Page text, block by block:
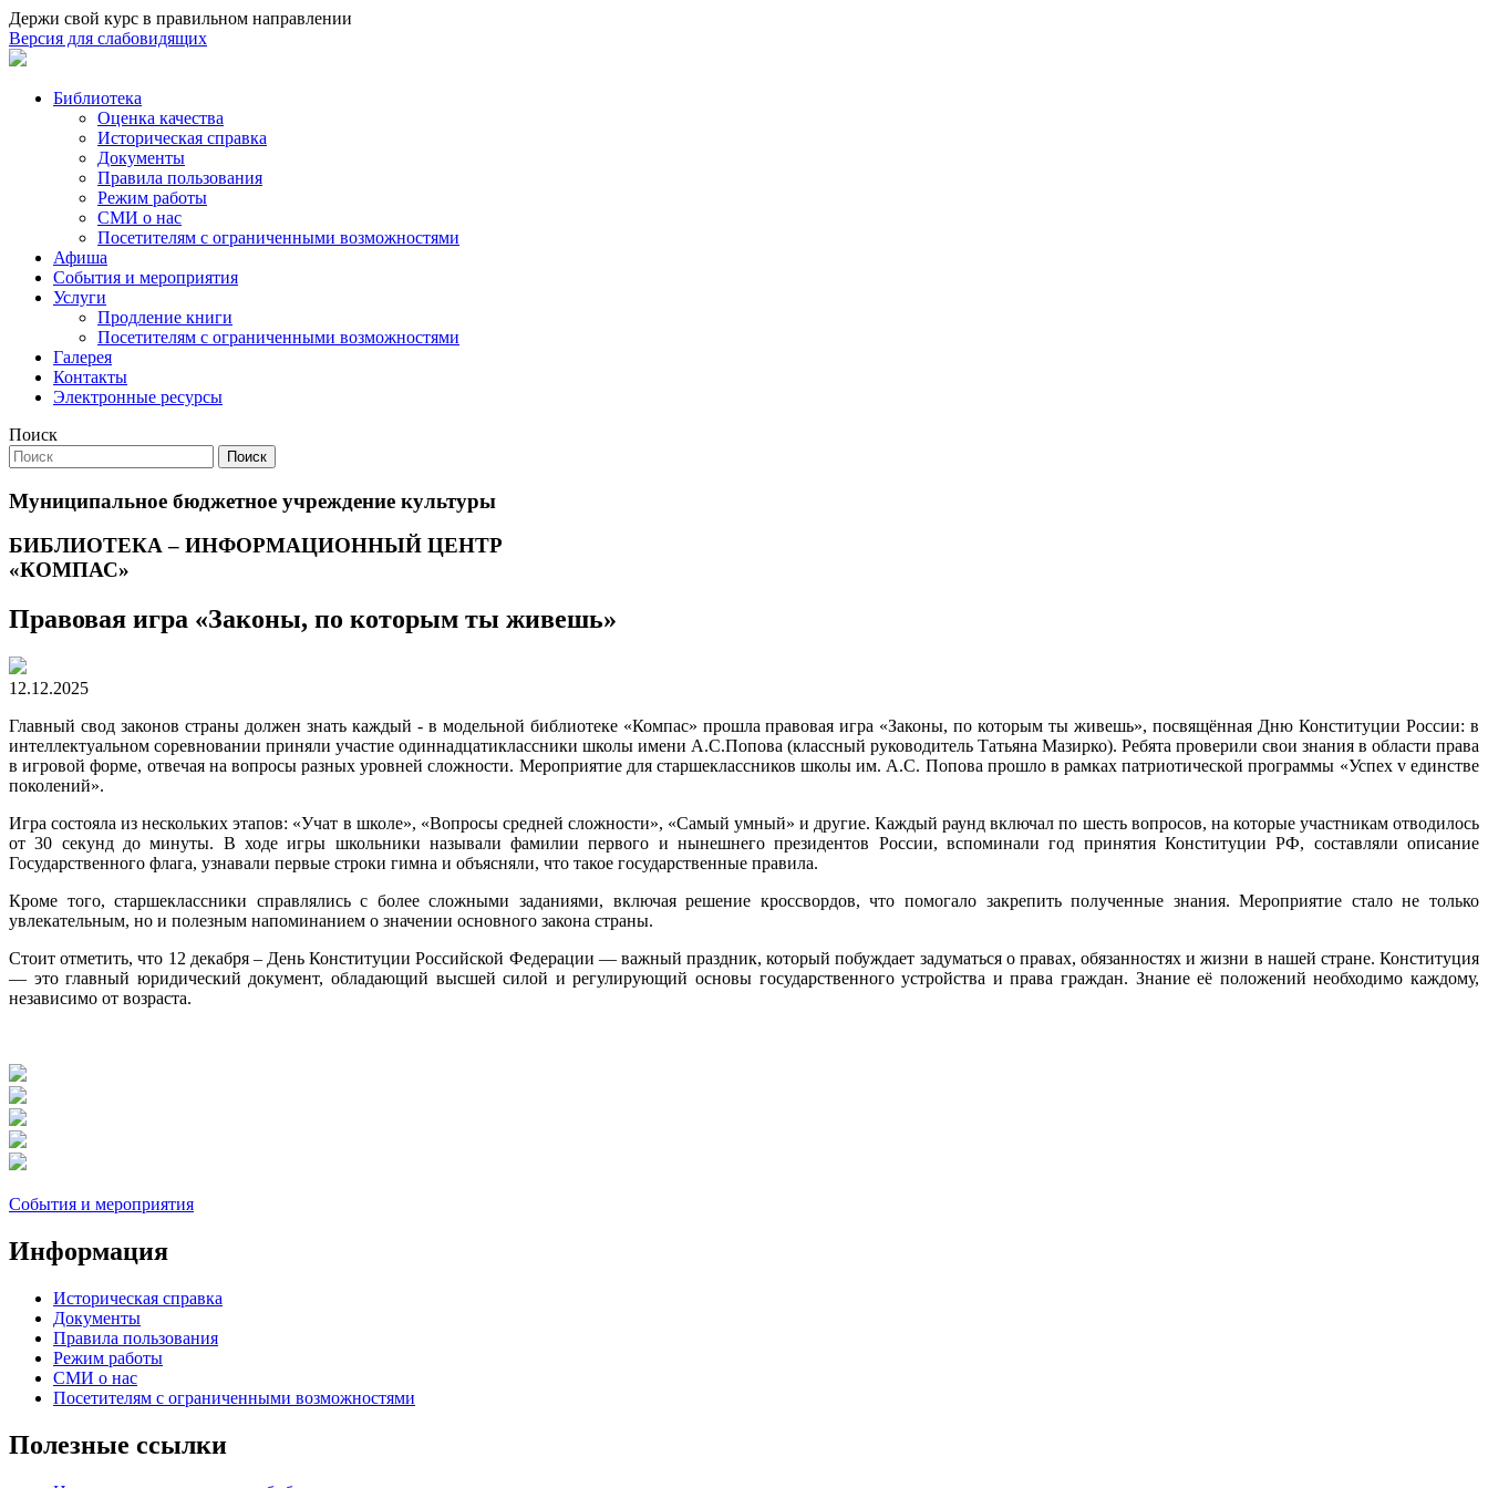
Держи свой курс в правильном направлении
Версия для слабовидящих
Библиотека
Оценка качества
Историческая справка
Документы
Правила пользования
Режим работы
СМИ о нас
Посетителям с ограниченными возможностями
Афиша
События и мероприятия
Услуги
Продление книги
Посетителям с ограниченными возможностями
Галерея
Контакты
Электронные ресурсы
Поиск
Поиск
Муниципальное бюджетное учреждение культуры
БИБЛИОТЕКА – ИНФОРМАЦИОННЫЙ ЦЕНТР
«КОМПАС»
Правовая игра «Законы, по которым ты живешь»
12.12.2025
Главный свод законов страны должен знать каждый - в модельной библиотеке «Компас» прошла правовая игра «Законы, по которым ты живешь», посвящённая Дню Конституции России: в
интеллектуальном соревновании приняли участие одиннадцатиклассники школы имени А.С.Попова (классный руководитель Татьяна Мазирко). Ребята проверили свои знания в области права
в игровой форме, отвечая на вопросы разных уровней сложности. Мероприятие для старшеклассников школы им. А.С. Попова прошло в рамках патриотической программы «Успех v единстве
поколений».
Игра состояла из нескольких этапов: «Учат в школе», «Вопросы средней сложности», «Самый умный» и другие. Каждый раунд включал по шесть вопросов, на которые участникам отводилось
от 30 секунд до минуты. В ходе игры школьники называли фамилии первого и нынешнего президентов России, вспоминали год принятия Конституции РФ, составляли описание
Государственного флага, узнавали первые строки гимна и объясняли, что такое государственные правила.
Кроме того, старшеклассники справлялись с более сложными заданиями, включая решение кроссвордов, что помогало закрепить полученные знания. Мероприятие стало не только
увлекательным, но и полезным напоминанием о значении основного закона страны.
Стоит отметить, что 12 декабря – День Конституции Российской Федерации — важный праздник, который побуждает задуматься о правах, обязанностях и жизни в нашей стране. Конституция
— это главный юридический документ, обладающий высшей силой и регулирующий основы государственного устройства и права граждан. Знание её положений необходимо каждому,
независимо от возраста.
События и мероприятия
Информация
Историческая справка
Документы
Правила пользования
Режим работы
СМИ о нас
Посетителям с ограниченными возможностями
Полезные ссылки